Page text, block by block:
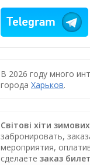
В 2026 году много
города Харьков.
Світові хіти
забронировать,
мероприятия,
сделаете заказ